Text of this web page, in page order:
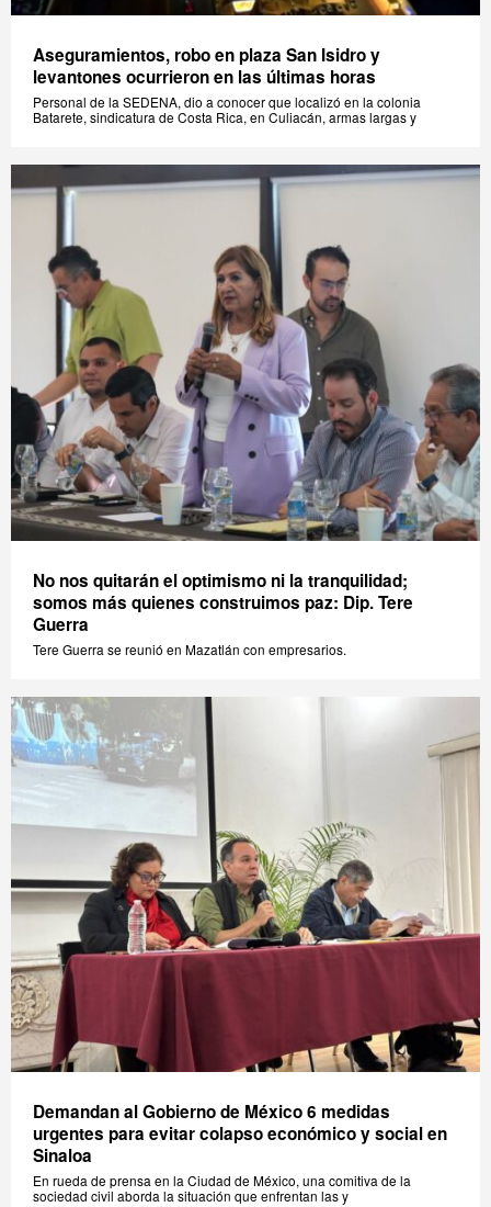
Aseguramientos, robo en plaza San Isidro y
levantones ocurrieron en las últimas horas
Personal de la SEDENA, dio a conocer que localizó en la colonia
Batarete, sindicatura de Costa Rica, en Culiacán, armas largas y
No nos quitarán el optimismo ni la tranquilidad;
somos más quienes construimos paz: Dip. Tere
Guerra
Tere Guerra se reunió en Mazatlán con empresarios.
Demandan al Gobierno de México 6 medidas
urgentes para evitar colapso económico y social en
Sinaloa
En rueda de prensa en la Ciudad de México, una comitiva de la
sociedad civil aborda la situación que enfrentan las y